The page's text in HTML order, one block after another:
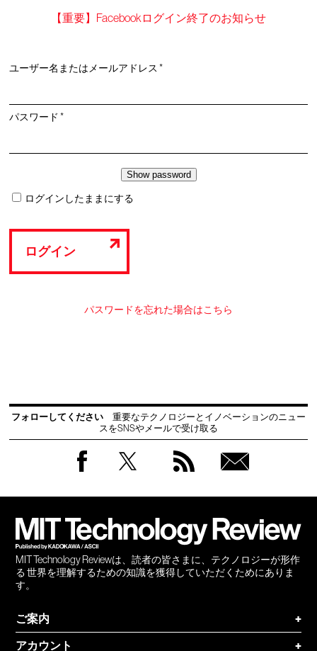
【重要】Facebookログイン終了のお知らせ
ユーザー名またはメールアドレス*必
パスワード*必
ログインしたままにする
ログイン
パスワードを忘れた場合はこちら
フォローしてください
重要なテクノロジーとイノベーションのニュー
スをSNSやメールで受け取る
MIT Technology Reviewは、読者の皆さまに、テクノロジーが形作
る 世界を理解するための知識を獲得していただくためにありま
す。
ご案内
+
アカウント
+